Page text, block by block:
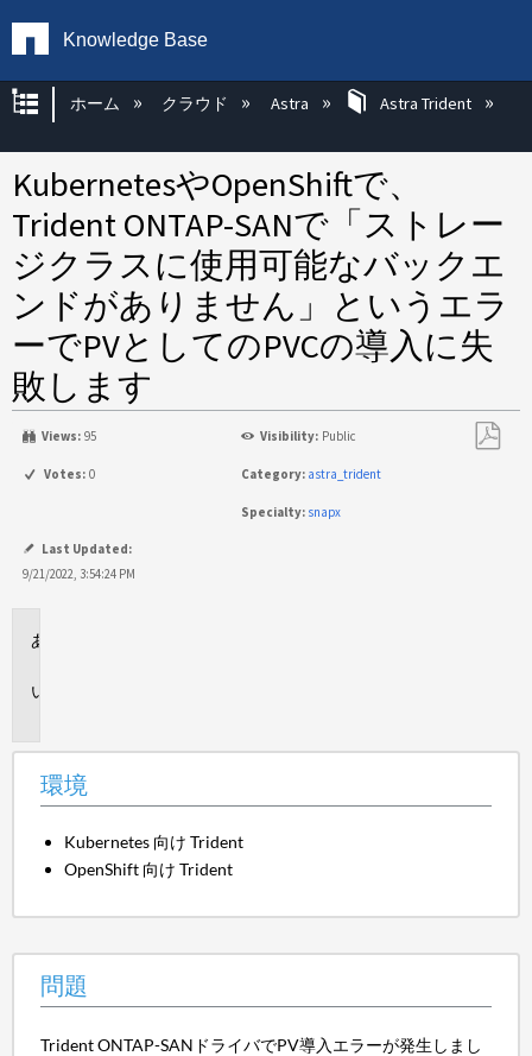
Knowledge Base
グローバル階層を展開/折りたたむ
ホーム クラウド Astra Astra Trident
KubernetesやOpenShiftで、
Trident ONTAP-SANで「ストレー
ジクラスに使用可能なバックエ
ンドがありません」というエラ
ーでPVとしてのPVCの導入に失
敗します
Views: 95 Visibility: Public
Votes: 0 Category: astra_trident
Specialty: snapx
Last Updated:
9/21/2022, 3:54:24 PM
環境
Kubernetes 向け Trident
OpenShift 向け Trident
問題
Trident ONTAP-SANドライバでPV導入エラーが発生しまし